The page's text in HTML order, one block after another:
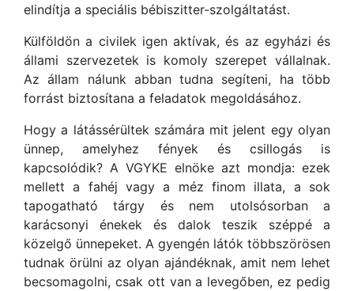
elindítja a speciális bébiszitter-szolgáltatást.
Külföldön a civilek igen aktívak, és az egyházi és
állami szervezetek is komoly szerepet vállalnak.
Az állam nálunk abban tudna segíteni, ha több
forrást biztosítana a feladatok megoldásához.
Hogy a látássérültek számára mit jelent egy olyan
ünnep, amelyhez fények és csillogás is
kapcsolódik? A VGYKE elnöke azt mondja: ezek
mellett a fahéj vagy a méz finom illata, a sok
tapogatható tárgy és nem utolsósorban a
karácsonyi énekek és dalok teszik széppé a
közelgő ünnepeket. A gyengén látók többszörösen
tudnak örülni az olyan ajándéknak, amit nem lehet
becsomagolni, csak ott van a levegőben, ez pedig